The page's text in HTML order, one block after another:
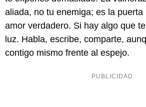
aliada, no tu enemiga; es la puerta
amor verdadero. Si hay algo que
luz. Habla, escribe, comparte,
contigo mismo frente al espejo.